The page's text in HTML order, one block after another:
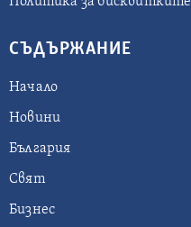
СЪДЪРЖАНИЕ
Начало
Новини
България
Свят
Бизнес